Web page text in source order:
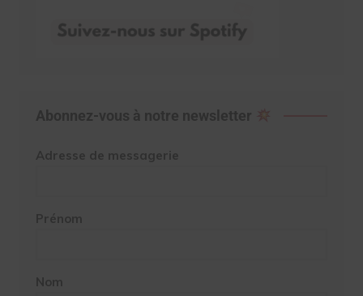
Abonnez-vous à notre newsletter
Adresse de messagerie
Prénom
Nom